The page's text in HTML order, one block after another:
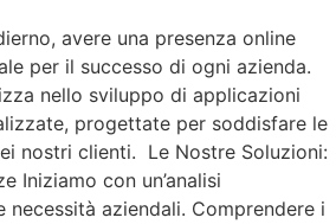
avere una presenza online
per il successo di ogni azienda.
nello sviluppo di applicazioni
progettate per soddisfare le
nostri clienti. Le Nostre Soluzioni:
Iniziamo con un’analisi
aziendali. Comprendere i